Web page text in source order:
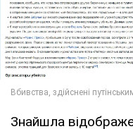
Знайшла